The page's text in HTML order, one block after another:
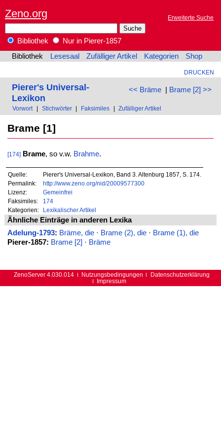
Zeno.org Erweiterte Suche
Bibliothek
Nur in Pierer-1857
Bibliothek
Lesesaal Zufälliger Artikel Kategorien Shop
DRUCKEN
<< Bräme| Brame [2] >>
Pierer's Universal-
Lexikon
Vorwort Stichwörter Faksimiles Zufälliger Artikel
Brame [1]
[174] Brame, so v.w. Brahme.
Quelle:
Pierer's Universal-Lexikon, Band 3. Altenburg 1857, S. 174.
Permalink:
http://www.zeno.org/nid/20009577300
Lizenz:
Gemeinfrei
Faksimiles:
174
Kategorien:
Lexikalischer Artikel
Ähnliche Einträge in anderen Lexika
Adelung-1793: Bräme, die· Brame (2), die· Brame (1), die
Pierer-1857: Brame [2] · Bräme
ZenoServer 4.030.014 Nutzungsbedingungen
Datenschutzerklärung
Impressum